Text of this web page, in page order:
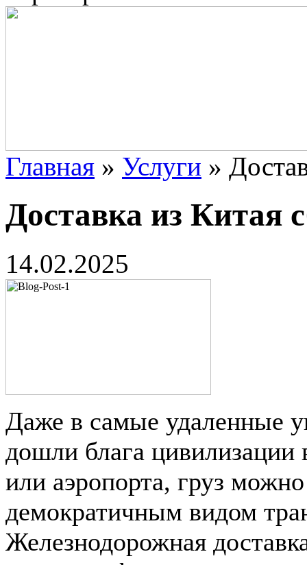
Главная » Услуги »
Доставка из Китая
14.02.2025
Даже в самые удаленные
дошли блага цивилизации
или аэропорта, груз
демократичным видом
Железнодорожная